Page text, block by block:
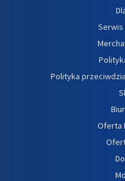
Polityka
Oferta